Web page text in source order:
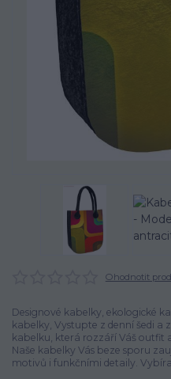
Ohodnotit
Designové kabelky, ekologické
kabelky, Vystupte z denní šedi a
kabelku, která rozzáří Váš outfit
Naše kabelky Vás beze sporu
motivů i funkčními detaily.